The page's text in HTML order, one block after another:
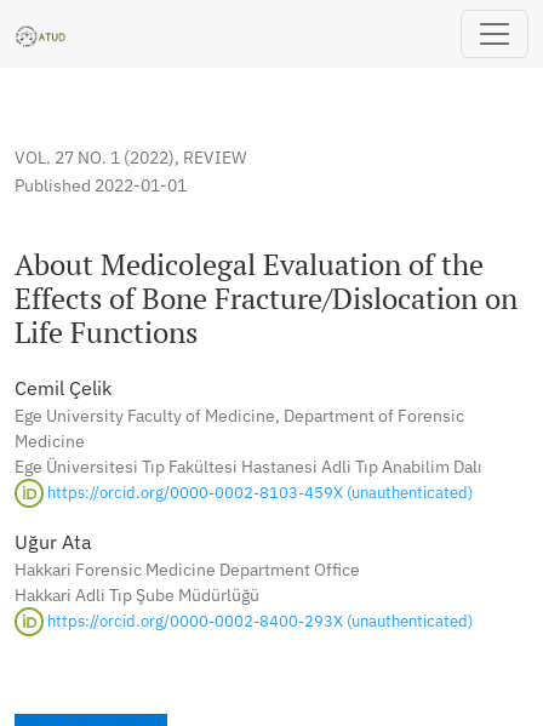
About Medicolegal Evaluation of the Effects of Bone
VOL. 27 NO. 1 (2022), REVIEW
About Medicolegal Evaluation of the
Effects of Bone Fracture/Dislocation on
Life Functions
Published 2022-01-01
Cemil Çelik
Ege University Faculty of Medicine, Department of Forensic
Medicine
Ege Üniversitesi Tıp Fakültesi Hastanesi Adli Tıp Anabilim Dalı
https://orcid.org/0000-0002-8103-459X (unauthenticated)
Uğur Ata
Hakkari Forensic Medicine Department Office
Hakkari Adli Tıp Şube Müdürlüğü
https://orcid.org/0000-0002-8400-293X (unauthenticated)